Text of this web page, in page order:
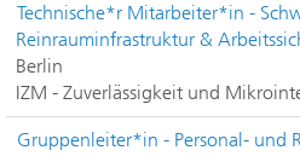
Technische*r Mitarbeiter*in -
Reinrauminfrastruktur &
Berlin
IZM - Zuverlässigkeit und
Gruppenleiter*in - Personal- und